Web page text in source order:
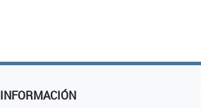
INFORMACIÓN